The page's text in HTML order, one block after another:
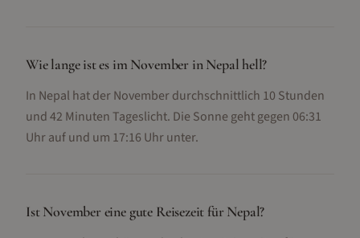
Wie lange ist es im November in Nepal hell?
In Nepal hat der November durchschnittlich 10 Stunden
und 42 Minuten Tageslicht. Die Sonne geht gegen 06:31
Uhr auf und um 17:16 Uhr unter.
Ist November eine gute Reisezeit für Nepal?